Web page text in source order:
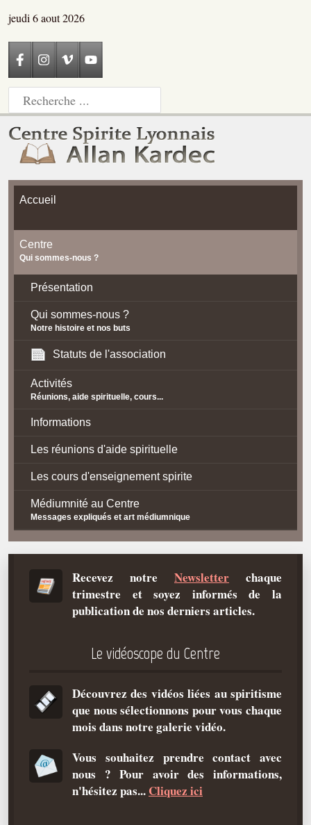
jeudi 6 aout 2026
Accueil
Centre
Qui sommes-nous ?
Présentation
Qui sommes-nous ?
Notre histoire et nos buts
Statuts de l'association
Activités
Réunions, aide spirituelle, cours...
Informations
Les réunions d'aide spirituelle
Les cours d'enseignement spirite
Médiumnité au Centre
Messages expliqués et art médiumnique
Contact / Accès
La doctrine Spirite
Qu'est-ce que c'est ?
Les bases du spiritisme
Philosophie
La doctrine d'Allan Kardec
Esprits
Recevez notre Newsletter chaque
trimestre et soyez informés de la
publication de nos derniers articles.
Le vidéoscope du Centre
Découvrez des vidéos liées au spiritisme
que nous sélectionnons pour vous chaque
mois dans notre galerie vidéo.
Vous souhaitez prendre contact avec
nous ? Pour avoir des informations,
n'hésitez pas... Cliquez ici